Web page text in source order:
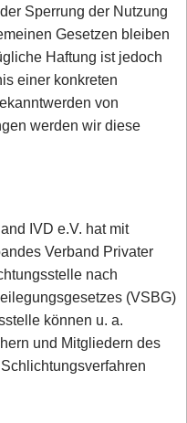
Sperrung der Nutzung
Gesetzen bleiben
Haftung ist jedoch
einer konkreten
von
werden wir diese
IVD e.V. hat mit
Verband Privater
nach
(VSBG)
können u. a.
und Mitgliedern des